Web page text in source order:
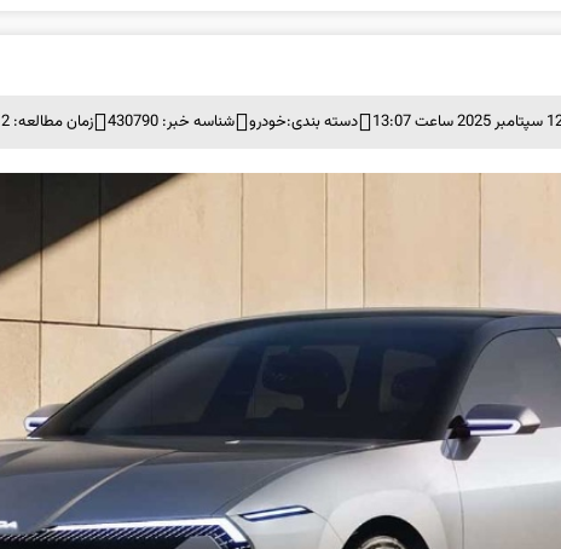
دسته بندی:خودرو شناسه خبر: 430790 زمان مطالعه: 2 دقیقه